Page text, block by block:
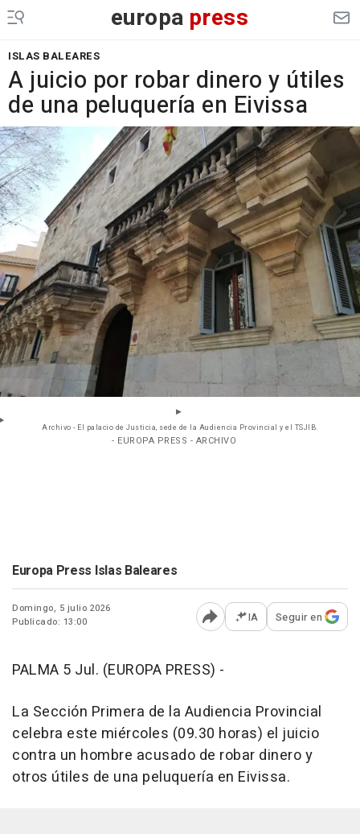
europa press
ISLAS BALEARES
A juicio por robar dinero y útiles
de una peluquería en Eivissa
Archivo - El palacio de Justicia, sede de la Audiencia Provincial y el TSJIB.
- EUROPA PRESS - ARCHIVO
Europa Press Islas Baleares
Domingo, 5 julio 2026
Publicado: 13:00
Abrir opciones para
IA Seguir en
PALMA 5 Jul. (EUROPA PRESS) -
La Sección Primera de la Audiencia Provincial
celebra este miércoles (09.30 horas) el juicio
contra un hombre acusado de robar dinero y
otros útiles de una peluquería en Eivissa.